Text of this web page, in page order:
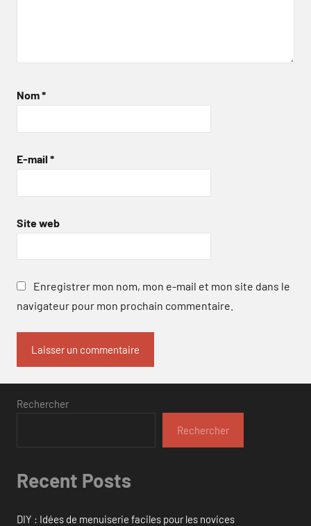
Nom*
E-mail *
Site web
Enregistrer mon nom, mon e-mail et mon site dans le
navigateur pour mon prochain commentaire.
Rechercher
Rechercher
Recent Posts
DIY : Idées de menuiserie faciles pour les novices